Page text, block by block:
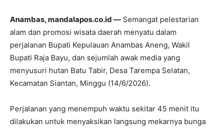
Anambas, mandalapos.co.id — Semangat pelestarian
alam dan promosi wisata daerah menyatu dalam
perjalanan Bupati Kepulauan Anambas Aneng, Wakil
Bupati Raja Bayu, dan sejumlah awak media yang
menyusuri hutan Batu Tabir, Desa Tarempa Selatan,
Kecamatan Siantan, Minggu (14/6/2026).
Perjalanan yang menempuh waktu sekitar 45 menit itu
dilakukan untuk menyaksikan langsung mekarnya bunga